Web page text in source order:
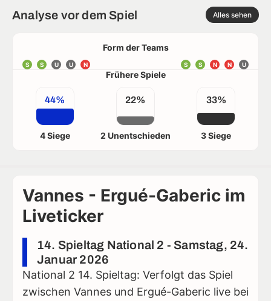
Analyse vor dem Spiel Alles sehen
Form der Teams
S S U U N U
N
N
S
S
Frühere Spiele
44%
4 Siege
22%
2 Unentschieden
33%
3 Siege
Vannes - Ergué-Gaberic im
Liveticker
14. Spieltag National 2 - Samstag, 24.
Januar 2026
National 2 14. Spieltag: Verfolgt das Spiel
zwischen Vannes und Ergué-Gaberic live bei